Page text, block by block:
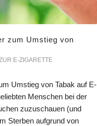
zum Umstieg von
E-ZIGARETTE
Umstieg von Tabak auf E-
Menschen bei der
zuzuschauen (und
Sterben aufgrund von